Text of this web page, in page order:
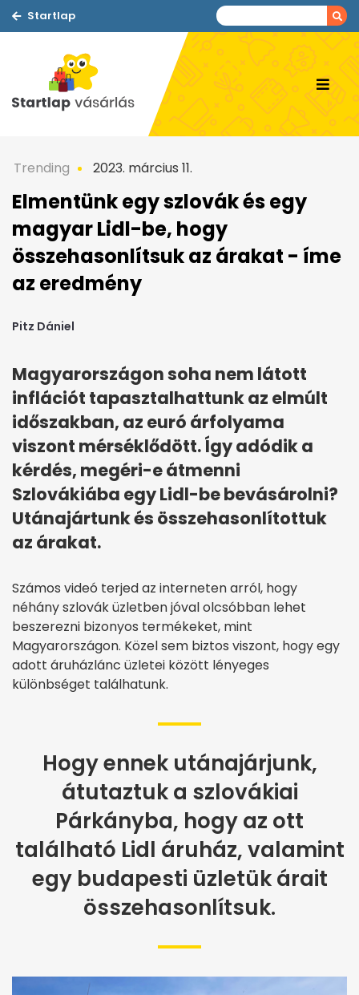
Startlap
Trending 2023. március 11.
Elmentünk egy szlovák és egy
magyar Lidl-be, hogy
összehasonlítsuk az árakat - íme
az eredmény
Pitz Dániel
Magyarországon soha nem látott
inflációt tapasztalhattunk az elmúlt
időszakban, az euró árfolyama
viszont mérséklődött. Így adódik a
kérdés, megéri-e átmenni
Szlovákiába egy Lidl-be bevásárolni?
Utánajártunk és összehasonlítottuk
az árakat.
Számos videó terjed az interneten arról, hogy
néhány szlovák üzletben jóval olcsóbban lehet
beszerezni bizonyos termékeket, mint
Magyarországon. Közel sem biztos viszont, hogy egy
adott áruházlánc üzletei között lényeges
különbséget találhatunk.
Hogy ennek utánajárjunk,
átutaztuk a szlovákiai
Párkányba, hogy az ott
található Lidl áruház, valamint
egy budapesti üzletük árait
összehasonlítsuk.